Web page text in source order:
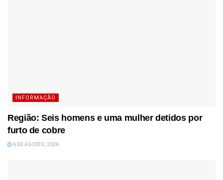
INFORMAÇÃO
Região: Seis homens e uma mulher detidos por
furto de cobre
6 DE AGOSTO, 2026